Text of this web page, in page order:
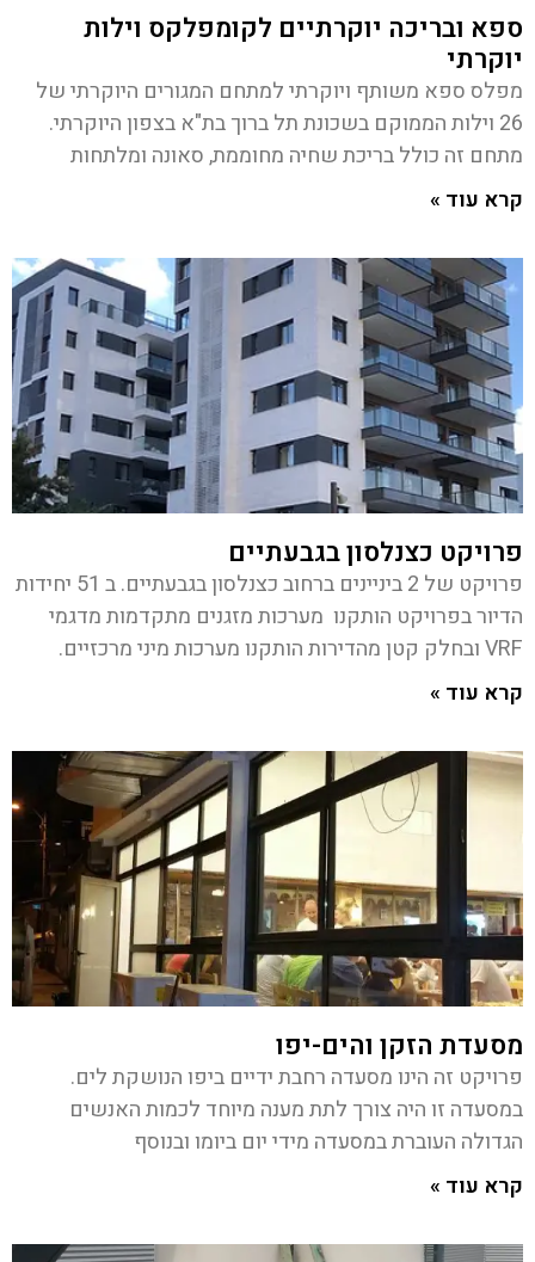
ספא ובריכה יוקרתיים לקומפלקס וילות
יוקרתי
מפלס ספא משותף ויוקרתי למתחם המגורים היוקרתי של
26 וילות הממוקם בשכונת תל ברוך בת"א בצפון היוקרתי.
מתחם זה כולל בריכת שחיה מחוממת, סאונה ומלתחות
קרא עוד »
פרויקט כצנלסון בגבעתיים
פרויקט של 2 ביניינים ברחוב כצנלסון בגבעתיים. ב 51 יחידות
הדיור בפרויקט הותקנו מערכות מזגנים מתקדמות מדגמי
VRF ובחלק קטן מהדירות הותקנו מערכות מיני מרכזיים.
קרא עוד »
מסעדת הזקן והים-יפו
פרויקט זה הינו מסעדה רחבת ידיים ביפו הנושקת לים.
במסעדה זו היה צורך לתת מענה מיוחד לכמות האנשים
הגדולה העוברת במסעדה מידי יום ביומו ובנוסף
קרא עוד »